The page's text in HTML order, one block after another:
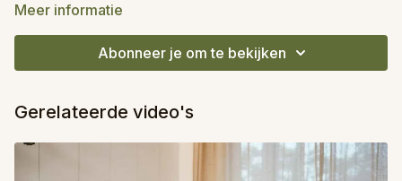
Meer informatie
Abonneer je om te bekijken
Gerelateerde video's